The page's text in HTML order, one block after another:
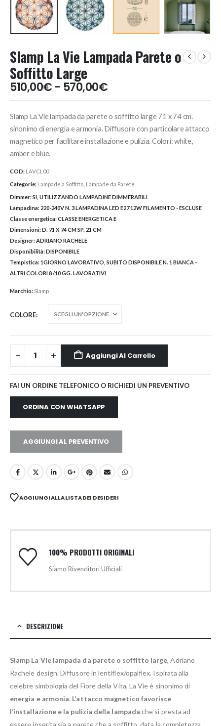
Slamp La Vie Lampada Parete o
Soffitto Large
510,00€ - 570,00€Fascia
di
da
510,00€
a
Slamp La Vie lampada da parete o soffitto large 71 x 74 cm.
sinonimo di energia e armonia. Diffusore con particolare attacco
magnetico per facilitare installazione e pulizia. Colori: white,
amber e blue.
COD: LAVCL00
Categorie: Lampade a Soffitto Lampade da Parete
Dimmer:SI, UTILIZZANDO LAMPADINE DIMMERABILI
Lampadina: 220-240V N. 3 LAMPADINA LED E27 12W FILAMENTO - ESCLUSE
Classe energetica:CLASSE ENERGETICA E
Dimensioni:D. 71 X 74 CM SP. 21 CM
Designer: ADRIANO RACHELE
Disponibilità:DISPONIBILE
Tempistica:1GIORNO LAVORATIVO, SUBITO DISPONIBILE N. 1 BIANCA -
ALTRI COLORI 8 /10 GG. LAVORATIVI
Marchio: Slamp
COLORE
Aggiungi Al Carrello
FAI UN ORDINE TELEFONICO O RICHIEDI UN PREVENTIVO
ORDINA CON WHATSAPP
AGGIUNGI AL PREVENTIVO
AGGIUNGI ALLA LISTA DEI DESIDERI
100% PRODOTTI ORIGINALI
Siamo Rivenditori Ufficiali
DESCRIZIONE
Slamp La Vie lampada da parete o soffitto large, Adriano
Rachele design. Diffusore in lentiflex/opalflex. Ispirata alla
celebre simbologia del Fiore della Vita, La Vie è sinonimo di
energia e armonia. L’attacco magnetico favorisce
l’installazione e la pulizia della lampada che si presta ad
essere inserita sia a parete che a soffitto, data la completezza